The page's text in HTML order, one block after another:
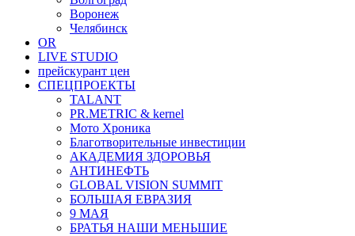
Воронеж
Челябинск
OR
LIVE STUDIO
прейскурант цен
СПЕЦПРОЕКТЫ
TALANT
PR.METRIC & kernel
Мото Хроника
Благотворительные инвестиции
АКАДЕМИЯ ЗДОРОВЬЯ
АНТИНЕФТЬ
GLOBAL VISION SUMMIT
БОЛЬШАЯ ЕВРАЗИЯ
9 МАЯ
БРАТЬЯ НАШИ МЕНЬШИЕ